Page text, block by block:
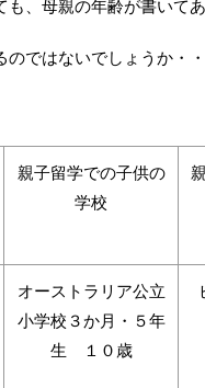
も、母親の年齢が書いて
ではないでしょうか・・
親子留学での子供の
学校
オーストラリア公立
小学校３か月・５年
生 １０歳